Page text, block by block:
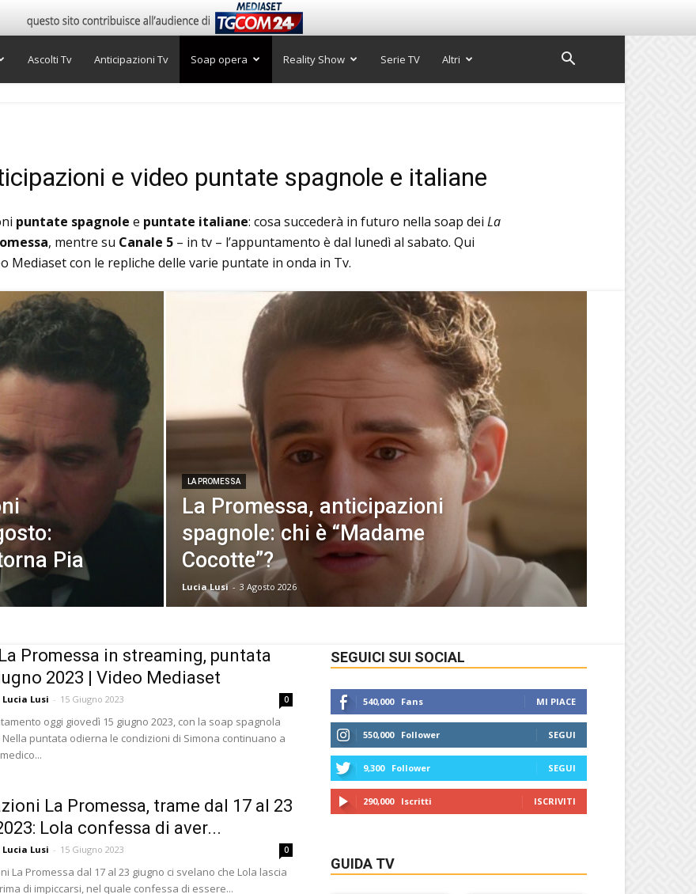
Ascolti Tv Anticipazioni Tv Soap opera Reality Show Serie TV Altri
e video puntate spagnole e italiane
puntate spagnole e puntate italiane: cosa succederà in futuro nella soap dei La
, mentre su Canale 5 – in tv – l’appuntamento è dal lunedì al sabato. Qui
con le repliche delle varie puntate in onda in Tv.
Pia
LA PROMESSA
La Promessa, anticipazioni
spagnole: chi è “Madame
Cocotte”?
Lucia Lusi - 3 Agosto 2026
Promessa in streaming, puntata
2023 | Video Mediaset
Lucia Lusi - 15 Giugno 2023 0
oggi giovedì 15 giugno 2023, con la soap spagnola
Nella puntata odierna le condizioni di Simona continuano a
La Promessa, trame dal 17 al 23
Lola confessa di aver...
Lucia Lusi - 15 Giugno 2023 0
La Promessa dal 17 al 23 giugno ci svelano che Lola lascia
di impiccarsi, nel quale confessa di essere...
SEGUICI SUI SOCIAL
540,000 Fans MI PIACE
550,000 Follower SEGUI
9,300 Follower SEGUI
290,000 Iscritti ISCRIVITI
GUIDA TV